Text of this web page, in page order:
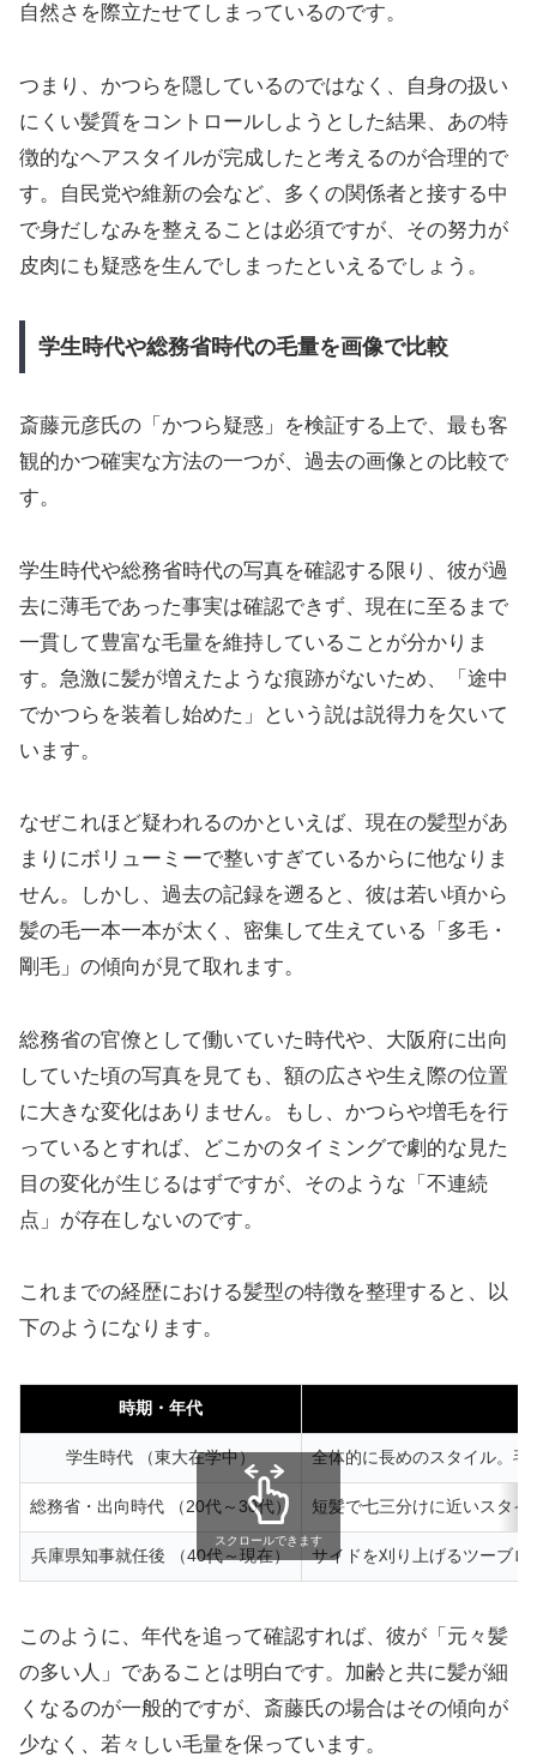
自然さを際立たせてしまっているのです。
つまり、かつらを隠しているのではなく、自身の扱い
にくい髪質をコントロールしようとした結果、あの特
徴的なヘアスタイルが完成したと考えるのが合理的で
す。自民党や維新の会など、多くの関係者と接する中
で身だしなみを整えることは必須ですが、その努力が
皮肉にも疑惑を生んでしまったといえるでしょう。
学生時代や総務省時代の毛量を画像で比較
斎藤元彦氏の「かつら疑惑」を検証する上で、最も客
観的かつ確実な方法の一つが、過去の画像との比較で
す。
学生時代や総務省時代の写真を確認する限り、彼が過
去に薄毛であった事実は確認できず、現在に至るまで
一貫して豊富な毛量を維持していることが分かりま
す。急激に髪が増えたような痕跡がないため、「途中
でかつらを装着し始めた」という説は説得力を欠いて
います。
なぜこれほど疑われるのかといえば、現在の髪型があ
まりにボリューミーで整いすぎているからに他なりま
せん。しかし、過去の記録を遡ると、彼は若い頃から
髪の毛一本一本が太く、密集して生えている「多毛・
剛毛」の傾向が見て取れます。
総務省の官僚として働いていた時代や、大阪府に出向
していた頃の写真を見ても、額の広さや生え際の位置
に大きな変化はありません。もし、かつらや増毛を行
っているとすれば、どこかのタイミングで劇的な見た
目の変化が生じるはずですが、そのような「不連続
点」が存在しないのです。
これまでの経歴における髪型の特徴を整理すると、以
下のようになります。
時期・年代
学生時代 （東大在学中） 全体的に長めのスタイル。
総務省・出向時代 （20代～30代） 短髪で七三分けに近いスタ
兵庫県知事就任後 （40代～現在） サイドを刈り上げるツーブ
スクロールできます
このように、年代を追って確認すれば、彼が「元々髪
の多い人」であることは明白です。加齢と共に髪が細
くなるのが一般的ですが、斎藤氏の場合はその傾向が
少なく、若々しい毛量を保っています。